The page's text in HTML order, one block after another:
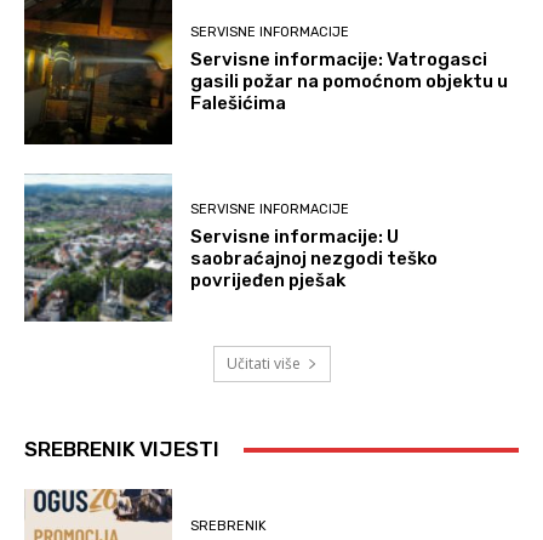
SERVISNE INFORMACIJE
Servisne informacije: Vatrogasci
gasili požar na pomoćnom objektu u
Falešićima
SERVISNE INFORMACIJE
Servisne informacije: U
saobraćajnoj nezgodi teško
povrijeđen pješak
Učitati više
SREBRENIK VIJESTI
SREBRENIK